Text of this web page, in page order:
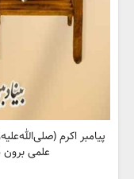
پیامبر اکرم
علمی